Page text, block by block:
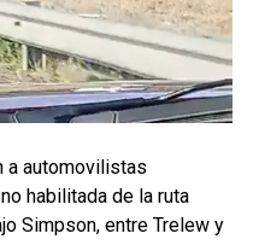
a automovilistas
habilitada de la ruta
Simpson, entre Trelew y